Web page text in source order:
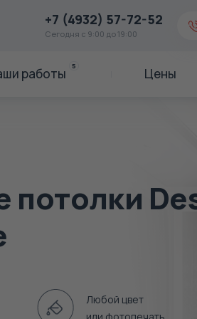
+7 (4932) 57-72-52
Сегодня с 9:00 до 19:00
работы 5 Цены
потолки
Любой цвет